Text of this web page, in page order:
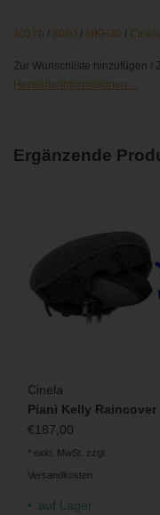
4017b / 8060 / MKH30 / Cinela
Zur Wunschliste hinzufügen /
Herstellerinformationen ...
Ergänzende
Cinela
Piani Kelly Raincover
€187,00
* exkl. MwSt. zzgl.
Versandkosten
auf Lager